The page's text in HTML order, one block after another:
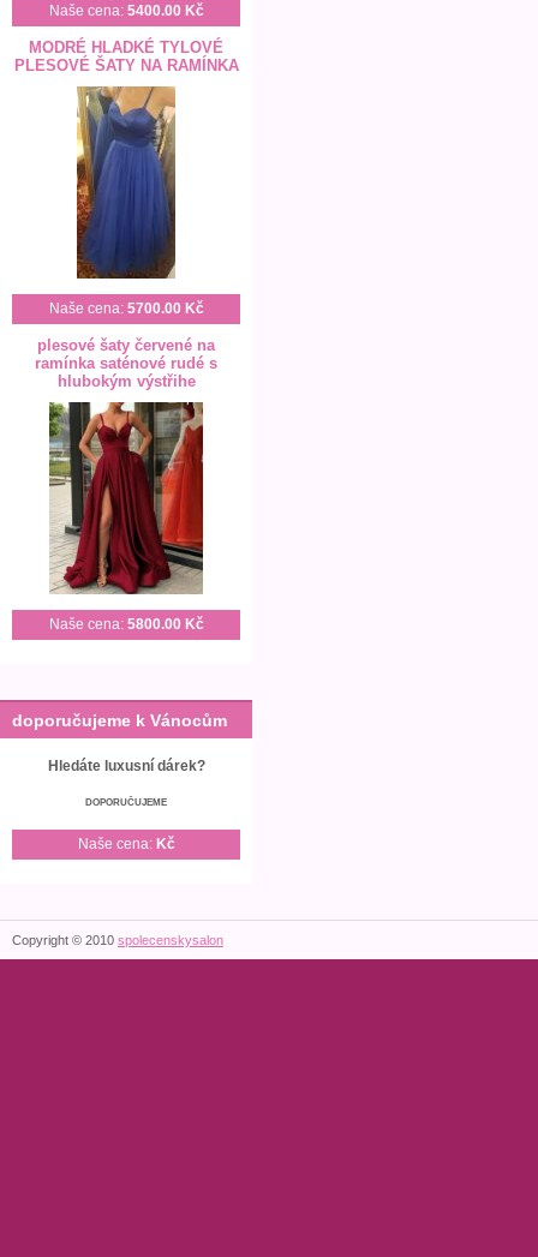
Naše cena: 5400.00 Kč
MODRÉ HLADKÉ TYLOVÉ
PLESOVÉ ŠATY NA RAMÍNKA
Naše cena: 5700.00 Kč
plesové šaty červené na
ramínka saténové rudé s
hlubokým výstřihe
Naše cena: 5800.00 Kč
doporučujeme k Vánocům
Hledáte luxusní dárek?
DOPORUČUJEME
Naše cena: Kč
Copyright © 2010 spolecenskysalon